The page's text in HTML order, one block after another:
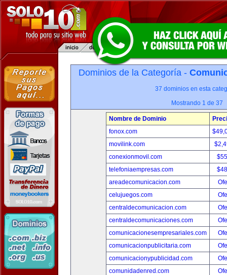
Dominios de la Categoría -
37 dominios en esta
Mostrando 1 de 37
Nombre de Dominio
fonox.com
movilink.com
conexionmovil.com
telefoniaempresas.com
areadecomunicacion.com
celujuegos.com
centraldecomunicacion.com
centraldecomunicaciones.com
comunicacionesempresariales.com
comunicacionpublicitaria.com
comunicacionypublicidad.com
comunidadenred.com